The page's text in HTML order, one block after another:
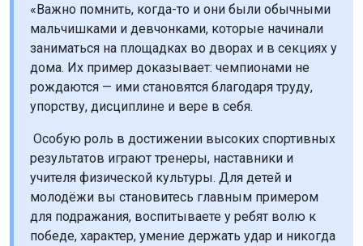
«Важно помнить, когда-то и они были обычными
мальчишками и девчонками, которые начинали
заниматься на площадках во дворах и в секциях у
дома. Их пример доказывает: чемпионами не
рождаются — ими становятся благодаря труду,
упорству, дисциплине и вере в себя.
Особую роль в достижении высоких спортивных
результатов играют тренеры, наставники и
учителя физической культуры. Для детей и
молодёжи вы становитесь главным примером
для подражания, воспитываете у ребят волю к
победе, характер, умение держать удар и никогда